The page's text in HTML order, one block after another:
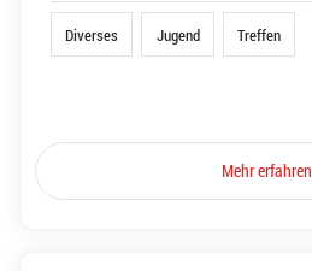
Diverses Jugend Treffen
Mehr erfahren